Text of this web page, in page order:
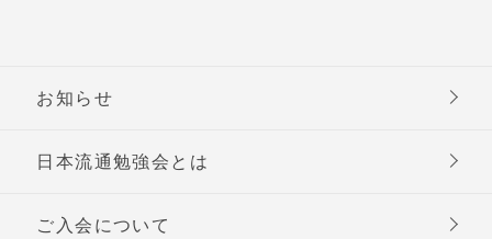
お知らせ
日本流通勉強会とは
ご入会について